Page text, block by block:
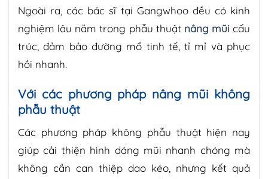
Ngoài ra, các bác sĩ tại Gangwhoo đều có kinh
nghiệm lâu năm trong phẫu thuật nâng mũi cấu
trúc, đảm bảo đường mổ tinh tế, tỉ mỉ và phục
hồi nhanh.
Với các phương pháp nâng mũi không
phẫu thuật
Các phương pháp không phẫu thuật hiện nay
giúp cải thiện hình dáng mũi nhanh chóng mà
không cần can thiệp dao kéo, nhưng kết quả